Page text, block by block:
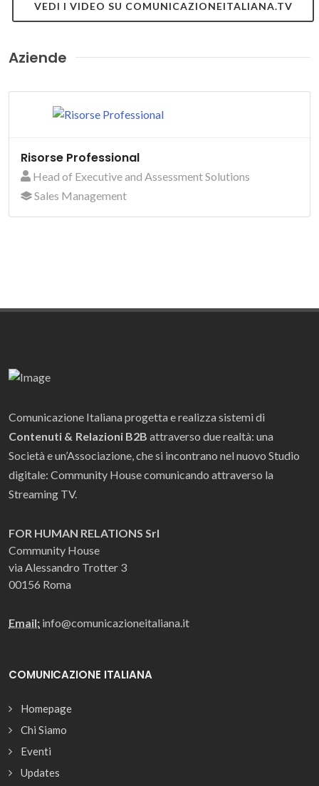
VEDI I VIDEO SU COMUNICAZIONEITALIANA.TV
Aziende
Risorse Professional
Head of Executive and Assessment Solutions
Sales Management
Comunicazione Italiana progetta e realizza sistemi di
Contenuti & Relazioni B2B attraverso due realtà: una
Società e un’Associazione, che si incontrano nel nuovo Studio
digitale: Community House comunicando attraverso la
Streaming TV.
FOR HUMAN RELATIONS Srl
Community House
via Alessandro Trotter 3
00156 Roma
Email: info@comunicazioneitaliana.it
COMUNICAZIONE ITALIANA
Homepage
Chi Siamo
Eventi
Updates